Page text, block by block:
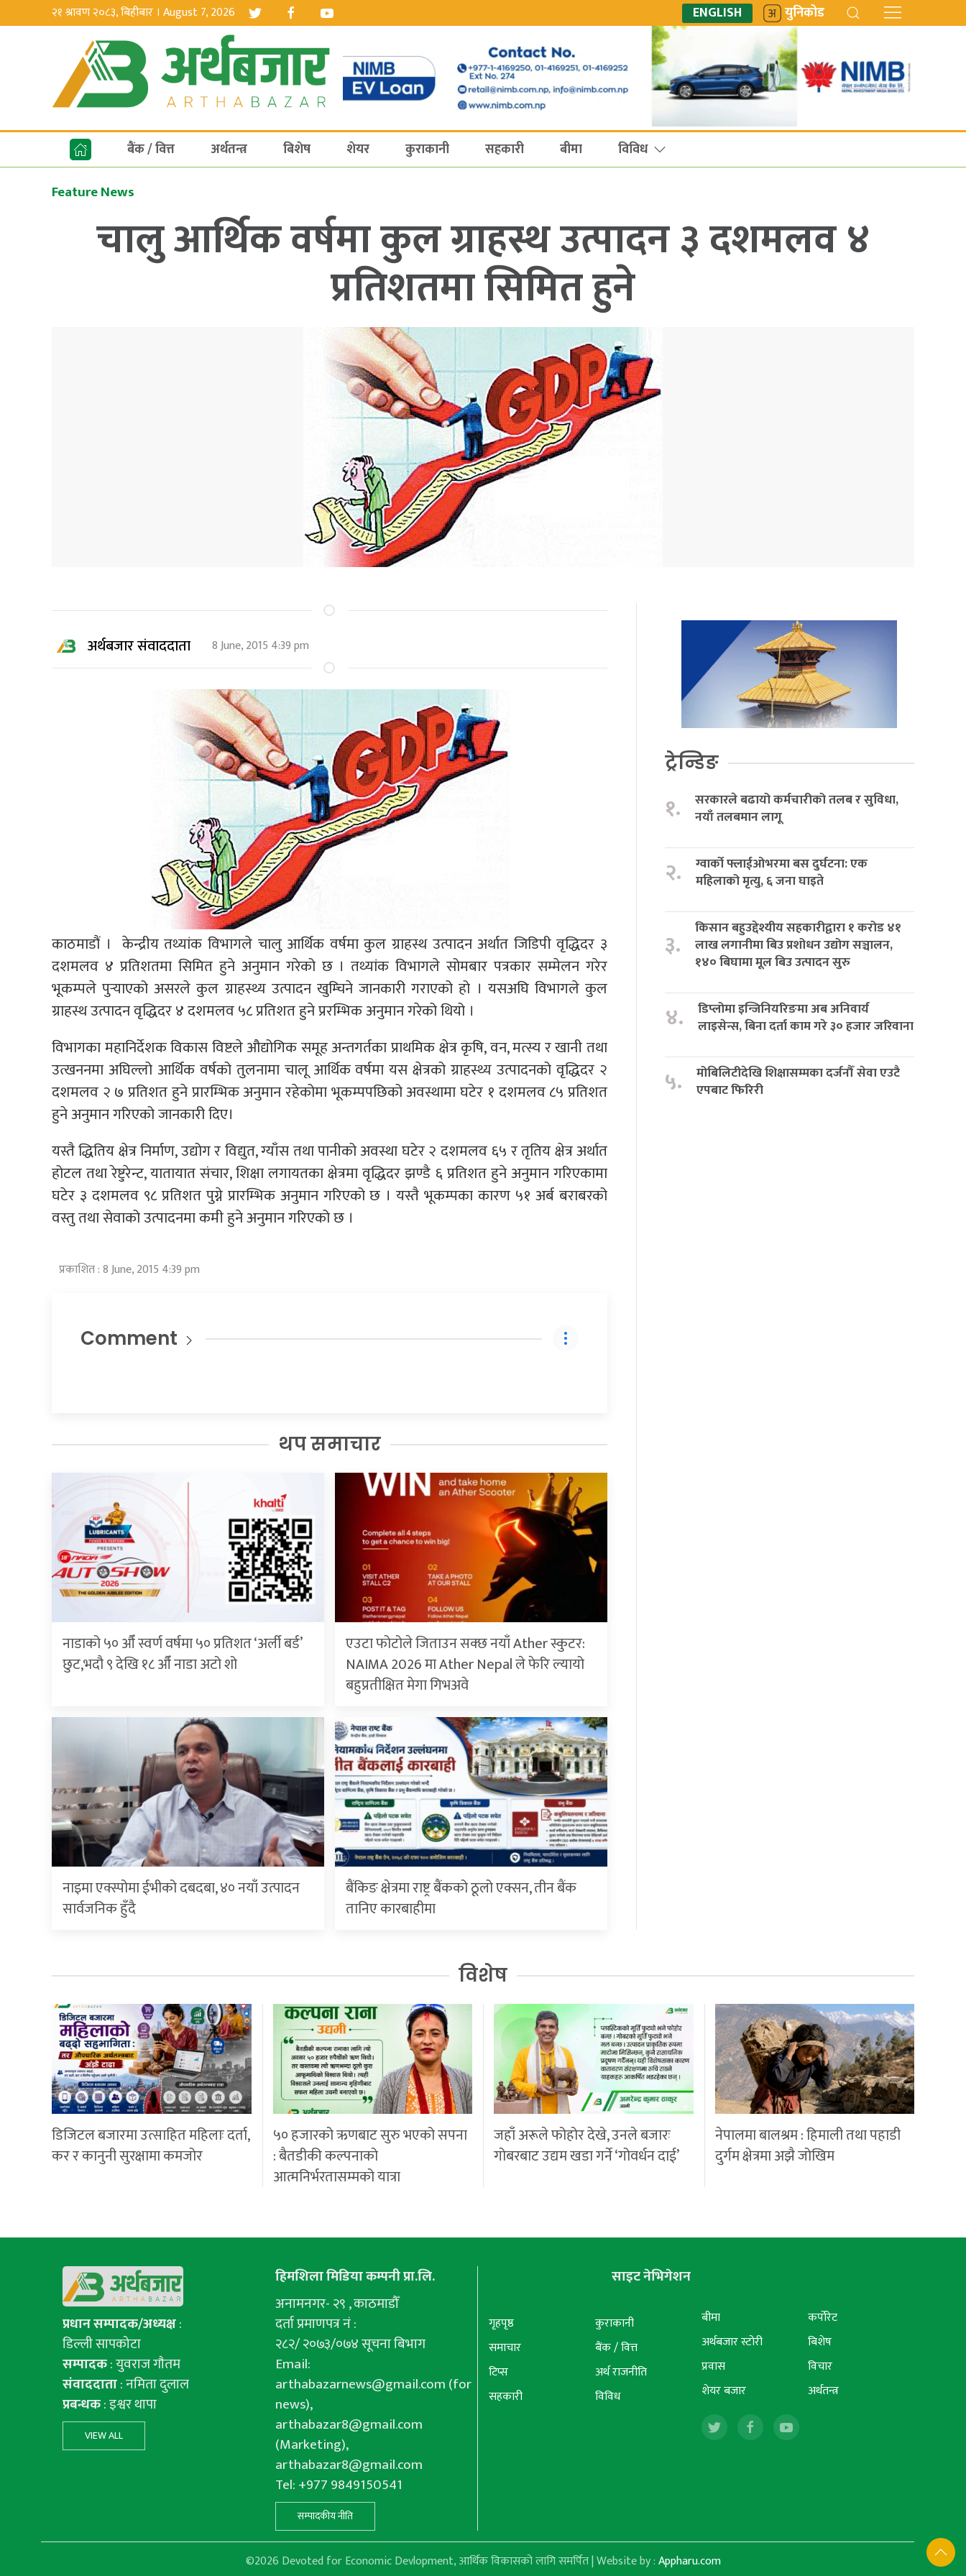
२१ श्रावण २०८३, बिहीबार । August 7, 2026 ENGLISH युनिकोड
बैंक / वित्त अर्थतन्त्र बिशेष शेयर कुराकानी सहकारी बीमा विविध
Feature News
चालु आर्थिक वर्षमा कुल ग्राहस्थ उत्पादन ३ दशमलव ४
प्रतिशतमा सिमित हुने
अर्थबजार संवाददाता 8 June, 2015 4:39 pm
काठमाडौं । केन्द्रीय तथ्यांक विभागले चालु आर्थिक वर्षमा कुल ग्राहस्थ उत्पादन अर्थात जिडिपी वृद्धिदर ३
दशमलव ४ प्रतिशतमा सिमित हुने अनुमान गरेको छ । तथ्यांक विभागले सोमबार पत्रकार सम्मेलन गरेर
भूकम्पले पुर्‍याएको असरले कुल ग्राहस्थ्य उत्पादन खुम्चिने जानकारी गराएको हो । यसअघि विभागले कुल
ग्राहस्थ उत्पादन वृद्धिदर ४ दशमलव ५८ प्रतिशत हुने प्ररम्भिक अनुमान गरेको थियो ।
विभागका महानिर्देशक विकास विष्टले औद्योगिक समूह अन्तगर्तका प्राथमिक क्षेत्र कृषि, वन, मत्स्य र खानी तथा
उत्खननमा अघिल्लो आर्थिक वर्षको तुलनामा चालू आर्थिक वर्षमा यस क्षेत्रको ग्राहस्थ्य उत्पादनको वृद्धिदर २
दशमलव २ ७ प्रतिशत हुने प्रारम्भिक अनुमान रहेकोमा भूकम्पपछिको अवस्थामा घटेर १ दशमलव ८५ प्रतिशत
हुने अनुमान गरिएको जानकारी दिए।
यस्तै द्धितिय क्षेत्र निर्माण, उद्योग र विद्युत, ग्याँस तथा पानीको अवस्था घटेर २ दशमलव ६५ र तृतिय क्षेत्र अर्थात
होटल तथा रेष्टुरेन्ट, यातायात संचार, शिक्षा लगायतका क्षेत्रमा वृद्धिदर झण्डै ६ प्रतिशत हुने अनुमान गरिएकामा
घटेर ३ दशमलव ९८ प्रतिशत पुग्ने प्रारम्भिक अनुमान गरिएको छ । यस्तै भूकम्पका कारण ५१ अर्ब बराबरको
वस्तु तथा सेवाको उत्पादनमा कमी हुने अनुमान गरिएको छ ।
प्रकाशित : 8 June, 2015 4:39 pm
Comment
थप समाचार
नाडाको ५० औँ स्वर्ण वर्षमा ५० प्रतिशत ‘अर्ली बर्ड’
छुट,भदौ ९ देखि १८ औँ नाडा अटो शो
एउटा फोटोले जिताउन सक्छ नयाँ Ather स्कुटर:
NAIMA 2026 मा Ather Nepal ले फेरि ल्यायो
बहुप्रतीक्षित मेगा गिभअवे
नाइमा एक्स्पोमा ईभीको दबदबा, ४० नयाँ उत्पादन
सार्वजनिक हुँदै
बैंकिङ क्षेत्रमा राष्ट्र बैंकको ठूलो एक्सन, तीन बैंक
तानिए कारबाहीमा
ट्रेन्डिङ
१.
सरकारले बढायो कर्मचारीको तलब र सुविधा,
नयाँ तलबमान लागू
२.
ग्वार्को फ्लाईओभरमा बस दुर्घटना: एक
महिलाको मृत्यु, ६ जना घाइते
३.
किसान बहुउद्देश्यीय सहकारीद्वारा १ करोड ४१
लाख लगानीमा बिउ प्रशोधन उद्योग सञ्चालन,
१४० बिघामा मूल बिउ उत्पादन सुरु
४.
डिप्लोमा इन्जिनियरिङमा अब अनिवार्य
लाइसेन्स, बिना दर्ता काम गरे ३० हजार जरिवाना
५.
मोबिलिटीदेखि शिक्षासम्मका दर्जनौँ सेवा एउटै
एपबाट फिरिरी
विशेष
डिजिटल बजारमा उत्साहित महिलाः दर्ता,
कर र कानुनी सुरक्षामा कमजोर
५० हजारको ऋणबाट सुरु भएको सपना
: बैतडीकी कल्पनाको
आत्मनिर्भरतासम्मको यात्रा
जहाँ अरूले फोहोर देखे, उनले बजारः
गोबरबाट उद्यम खडा गर्ने ‘गोवर्धन दाई’
नेपालमा बालश्रम : हिमाली तथा पहाडी
दुर्गम क्षेत्रमा अझै जोखिम
प्रधान सम्पादक/अध्यक्ष:
डिल्ली सापकोटा
सम्पादक: युवराज गाैतम
संवाददाता: नमिता दुलाल
प्रबन्धक: इश्वर थापा
VIEW ALL
हिमशिला मिडिया कम्पनी प्रा.लि.
अनामनगर- २९ , काठमाडौँ
दर्ता प्रमाणपत्र नं :
२८२/ २०७३/०७४ सूचना बिभाग
Email:
arthabazarnews@gmail.com(for
news),
arthabazar8@gmail.com
(Marketing),
arthabazar8@gmail.com
Tel: +977 9849150541
सम्पादकीय नीति
साइट नेभिगेशन
गृहपृष्ठ
समाचार
टिप्स
सहकारी
कुराकानी
बैंक / वित्त
अर्थ राजनीति
विविध
बीमा
अर्थबजार स्टोरी
प्रवास
शेयर बजार
कर्पोरेट
बिशेष
विचार
अर्थतन्त्र
©2026 Devoted for Economic Devlopment, आर्थिक विकासको लागि समर्पित | Website by :Appharu.com